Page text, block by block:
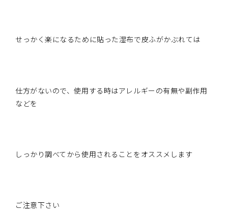
せっかく楽になるために貼った湿布で皮ふがかぶれては
仕方がないので、使用する時はアレルギーの有無や副作用
などを
しっかり調べてから使用されることをオススメします
ご注意下さい